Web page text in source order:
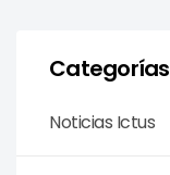
Categorías
Noticias Ictus